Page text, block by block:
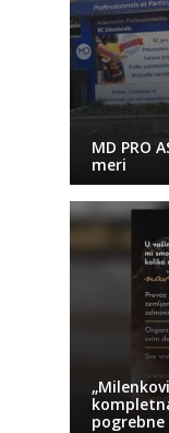
MD PRO
meri
pogrebne